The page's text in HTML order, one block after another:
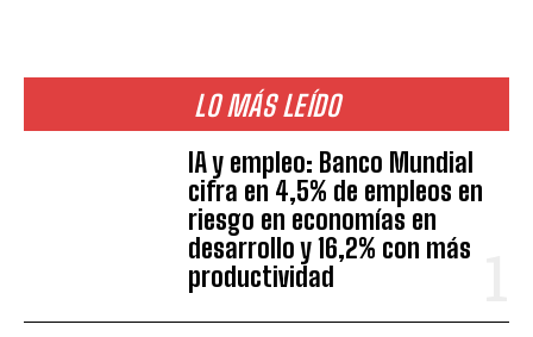
LO MÁS LEÍDO
IA y empleo: Banco Mundial
cifra en 4,5% de empleos en
riesgo en economías en
desarrollo y 16,2% con más
productividad